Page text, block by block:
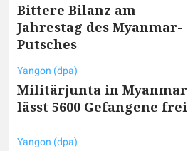
Bittere Bilanz am
Jahrestag des Myanmar-
Putsches
Yangon (dpa)
Militärjunta in Myanmar
lässt 5600 Gefangene frei
Yangon (dpa)